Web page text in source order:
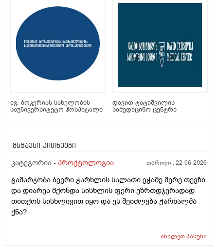
ივ. ბოკერიას სახელობის
საუნივერსიტეტო ჰოსპიტალი
დავით ტატიშვილის
სამედიცინო ცენტრი
მსგავსი კითხვები
კატეგორია - პროქტოლოგია თარიღი :22-06-2026
გამარჯობა ბევრი ჭარხლის სალათი ვჭამე მერე თევზი
და დიარეა მქონდა სისხლის ფერი ეზრთდჯერადად
თითქოს სისხლივით იყო და ეს შეიძლება ჭარხალმა
ქნა?
იხილეთპასუხი